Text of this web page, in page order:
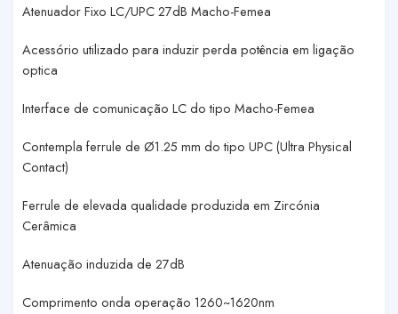
Atenuador Fixo LC/UPC 27dB Macho-Femea
Acessório utilizado para induzir perda potência em ligação
optica
Interface de comunicação LC do tipo Macho-Femea
Contempla ferrule de Ø1.25 mm do tipo UPC (Ultra Physical
Contact)
Ferrule de elevada qualidade produzida em Zircónia
Cerâmica
Atenuação induzida de 27dB
Comprimento onda operação 1260~1620nm